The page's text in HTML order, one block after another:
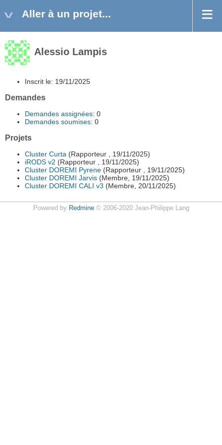
Aller à un projet...
Alessio Lampis
Inscrit le: 19/11/2025
Demandes
Demandes assignées: 0
Demandes soumises: 0
Projets
Cluster Curta (Rapporteur , 19/11/2025)
iRODS v2 (Rapporteur , 19/11/2025)
Cluster DOREMI Pyrene (Rapporteur , 19/11/2025)
Cluster DOREMI Jarvis (Membre, 19/11/2025)
Cluster DOREMI CALI v3 (Membre, 20/11/2025)
Powered by Redmine© 2006-2020 Jean-Philippe Lang